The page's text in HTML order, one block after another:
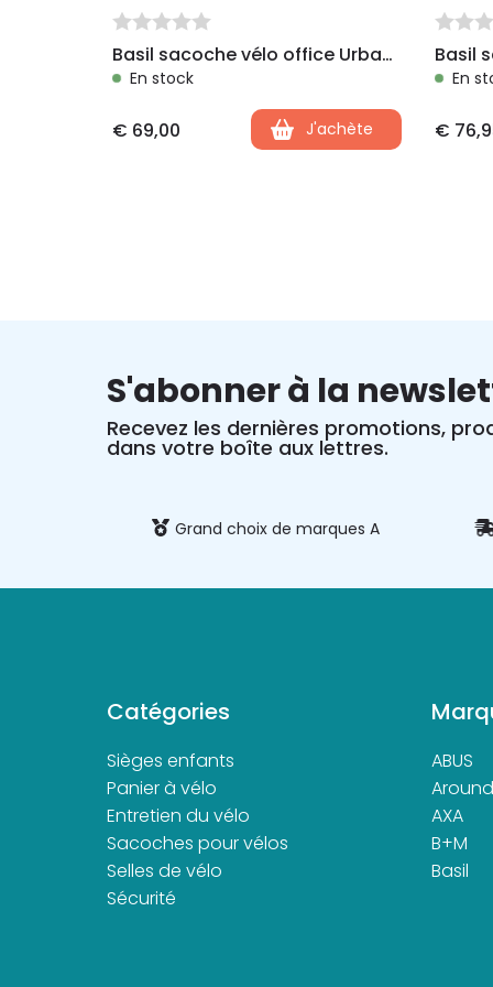
Basil sacoche vélo office Urban Dry
En stock
€ 69,00 J'achète
Basil
En
€
S'abonner à la
Recevez les dernières promotions,
dans votre boîte aux lettres.
Grand choix de marques A
Catégories
Sièges enfants
Panier à vélo
Entretien du vélo
Sacoches pour vélos
Selles de vélo
Sécurité
ABUS
Around
AXA
B+M
Basil